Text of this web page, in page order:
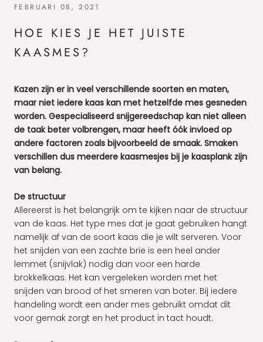
FEBRUARI 08, 2021
HOE KIES JE HET JUISTE
KAASMES?
Kazen zijn er in veel verschillende soorten en maten,
maar niet iedere kaas kan met hetzelfde mes gesneden
worden. Gespecialiseerd snijgereedschap kan niet alleen
de taak beter volbrengen, maar heeft óók invloed op
andere factoren zoals bijvoorbeeld de smaak. Smaken
verschillen dus meerdere kaasmesjes bij je kaasplank zijn
van belang.
De structuur
Allereerst is het belangrijk om te kijken naar de structuur
van de kaas. Het type mes dat je gaat gebruiken hangt
namelijk af van de soort kaas die je wilt serveren. Voor
het snijden van een zachte brie is een heel ander
lemmet (snijvlak) nodig dan voor een harde
brokkelkaas. Het kan vergeleken worden met het
snijden van brood of het smeren van boter. Bij iedere
handeling wordt een ander mes gebruikt omdat dit
voor gemak zorgt en het product in tact houdt.